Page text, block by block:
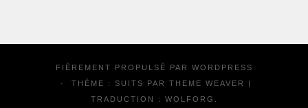
FIÈREMENT PROPULSÉ PAR WORDPRESS
·
THÈME : SUITS PAR THEME WEAVER
TRADUCTION : WOLFORG .